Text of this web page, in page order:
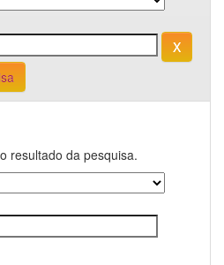
resultado da pesquisa.